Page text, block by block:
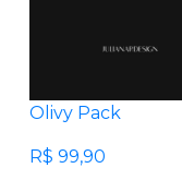
Olivy Pack
R$ 99,90